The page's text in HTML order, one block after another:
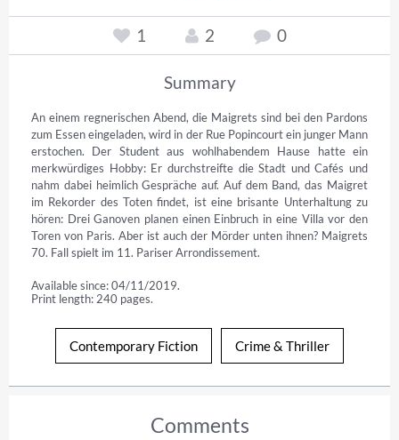
1 2 0
Summary
An einem regnerischen Abend, die Maigrets sind bei den Pardons
zum Essen eingeladen, wird in der Rue Popincourt ein junger Mann
erstochen. Der Student aus wohlhabendem Hause hatte ein
merkwürdiges Hobby: Er durchstreifte die Stadt und Cafés und
nahm dabei heimlich Gespräche auf. Auf dem Band, das Maigret
im Rekorder des Toten findet, ist eine brisante Unterhaltung zu
hören: Drei Ganoven planen einen Einbruch in eine Villa vor den
Toren von Paris. Aber ist auch der Mörder unten ihnen? Maigrets
70. Fall spielt im 11. Pariser Arrondissement.
Available since: 04/11/2019.
Print length: 240 pages.
Contemporary Fiction Crime & Thriller
Comments